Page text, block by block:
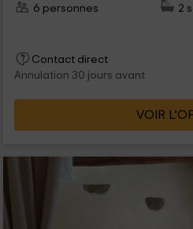
6 personnes
2
Contact direct
Annulation 30 jours avant
VOIR